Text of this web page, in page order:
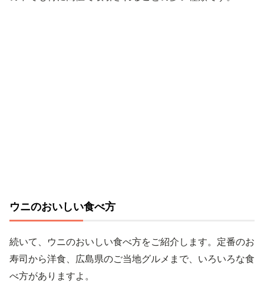
ウニのおいしい食べ方
続いて、ウニのおいしい食べ方をご紹介します。定番のお
寿司から洋食、広島県のご当地グルメまで、いろいろな食
べ方がありますよ。